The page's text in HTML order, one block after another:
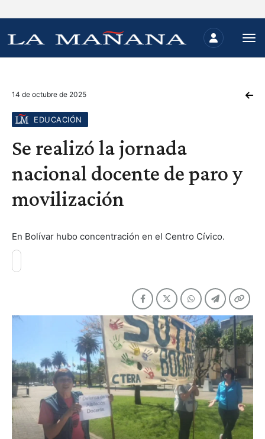
14 de octubre de 2025
EDUCACIÓN
Se realizó la jornada
nacional docente de paro y
movilización
En Bolívar hubo concentración en el Centro Cívico.